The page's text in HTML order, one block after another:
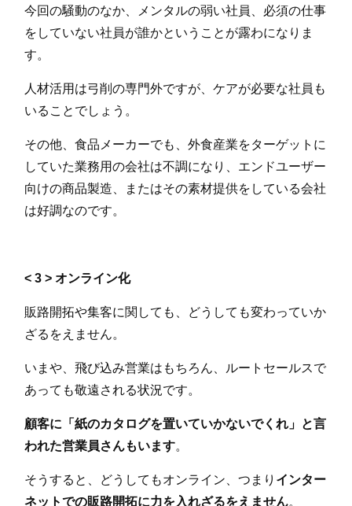
今回の騒動のなか、メンタルの弱い社員、必須の仕事
をしていない社員が誰かということが露わになりま
す。
人材活用は弓削の専門外ですが、ケアが必要な社員も
いることでしょう。
その他、食品メーカーでも、外食産業をターゲットに
していた業務用の会社は不調になり、エンドユーザー
向けの商品製造、またはその素材提供をしている会社
は好調なのです。
< 3 > オンライン化
販路開拓や集客に関しても、どうしても変わっていか
ざるをえません。
いまや、飛び込み営業はもちろん、ルートセールスで
あっても敬遠される状況です。
顧客に「紙のカタログを置いていかないでくれ」と言
われた営業員さんもいます。
そうすると、どうしてもオンライン、つまり インター
ネットでの販路開拓に力を入れざるをえません。